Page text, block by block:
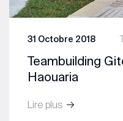
31 Octobre 2018
Teambuilding
Haouaria
Lire plus